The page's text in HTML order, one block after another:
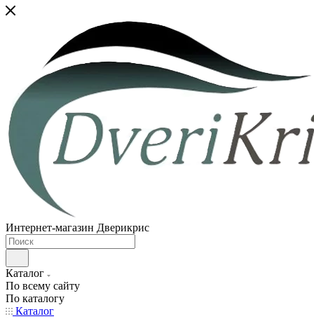
Интернет-магазин Дверикрис
Каталог
По всему сайту
По каталогу
Каталог